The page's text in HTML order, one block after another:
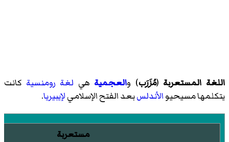
اللغة المستعربة (مُزَرَب) والعجمية هي لغة رومنسية كانت
يتكلمها مسيحيوالأندلسبعد الفتح الإسلاميلإيبيريا.
مستعربة